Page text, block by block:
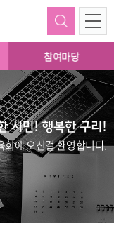
참여마당
시민! 행복한 구리!
회에 오신걸 환영합니다.